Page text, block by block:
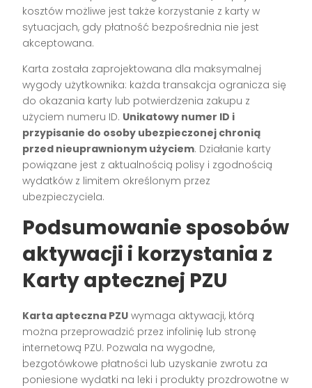
kosztów możliwe jest także korzystanie z karty w
sytuacjach, gdy płatność bezpośrednia nie jest
akceptowana.
Karta została zaprojektowana dla maksymalnej
wygody użytkownika: każda transakcja ogranicza się
do okazania karty lub potwierdzenia zakupu z
użyciem numeru ID. Unikatowy numer ID i
przypisanie do osoby ubezpieczonej chronią
przed nieuprawnionym użyciem. Działanie karty
powiązane jest z aktualnością polisy i zgodnością
wydatków z limitem określonym przez
ubezpieczyciela.
Podsumowanie sposobów
aktywacji i korzystania z
Karty aptecznej PZU
Karta apteczna PZU wymaga aktywacji, którą
można przeprowadzić przez infolinię lub stronę
internetową PZU. Pozwala na wygodne,
bezgotówkowe płatności lub uzyskanie zwrotu za
poniesione wydatki na leki i produkty prozdrowotne w